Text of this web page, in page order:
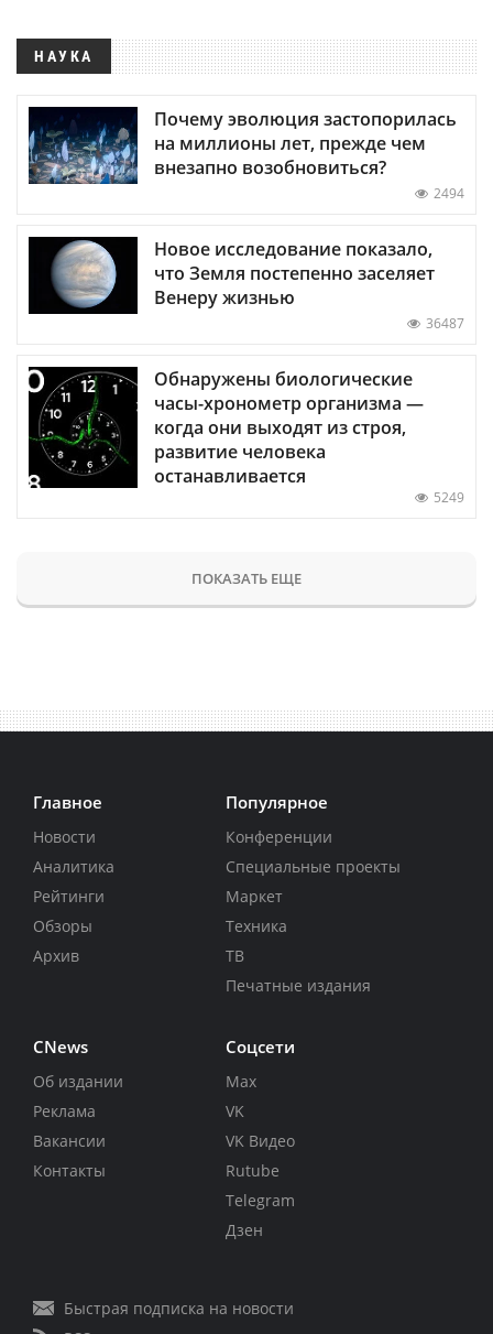
НАУКА
Почему эволюция застопорилась
на миллионы лет, прежде чем
внезапно возобновиться?
2494
Новое исследование показало,
что Земля постепенно заселяет
Венеру жизнью
36487
Обнаружены биологические
часы-хронометр организма —
когда они выходят из строя,
развитие человека
останавливается
5249
ПОКАЗАТЬ ЕЩЕ
Главное
Новости
Аналитика
Рейтинги
Обзоры
Архив
Популярное
Конференции
Специальные проекты
Маркет
Техника
ТВ
Печатные издания
CNews
Об издании
Реклама
Вакансии
Контакты
Соцсети
Max
VK
VK Видео
Rutube
Telegram
Дзен
Быстрая подписка на новости